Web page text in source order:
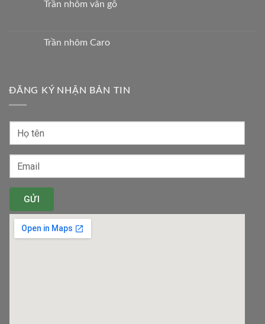
Trần nhôm vân gỗ
Trần nhôm Caro
ĐĂNG KÝ NHẬN BẢN TIN
GỬI